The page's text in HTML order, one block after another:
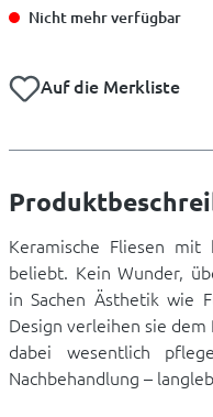
Nicht mehr verfügbar
Auf die Merkliste
Keramische Fliesen
beliebt. Kein Wunder,
in Sachen Ästhetik wie
Design verleihen sie
dabei wesentlich
Nachbehandlung –